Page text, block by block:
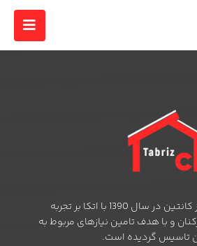
شرکت کانکس سازی تبریز کانتین در سال 1390 با اتکا بر تجربه
و با هدف تامین نیازهای مربوط به
تاسیس گردیده است.